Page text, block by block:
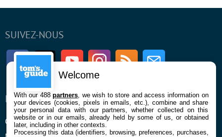
SUIVEZ-NOUS
FacebookTwitter Youtube InstagramRSS Newsletter
ENTREPRISE
Qui sommes nous
À PROPOS
La rédaction
Welcome
With our 488partners , we wish to store and access information on
your devices (cookies, pixels in emails, etc.), combine and share
your personal data with our partners, whether collected on this
website or in our emails, already held by some of us, or obtained
later, including in other contexts.
Processing this data (identifiers, browsing, preferences, purchases,